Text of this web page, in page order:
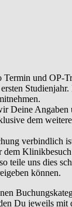
Termin und OP-
Deine Angaben
dem
verbindlich
dem
teile uns dies
können.
Du jeweils mit